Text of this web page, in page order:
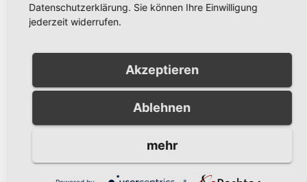
Related Post
Arnsberger gratulieren der
Partnerstadt Olesno zum
800-jährigen Stadtjubiläum
Datenschutzerklärung. Sie können Ihre Einwilligung
jederzeit widerrufen.
Akzeptieren
Ablehnen
mehr